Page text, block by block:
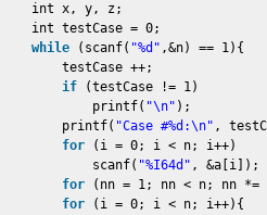
int x, y, z;
int testCase = 0;
while
(scanf( "%d" ,&n) == 1){
testCase ++;
if
(testCase != 1)
printf( "\n" );
printf( "Case #%d:\n" ,
for
(i = 0; i < n; i++)
scanf( "%I64d" , &a[i]);
for
(nn = 1; nn < n; nn *=
for
(i = 0; i < n; i++){